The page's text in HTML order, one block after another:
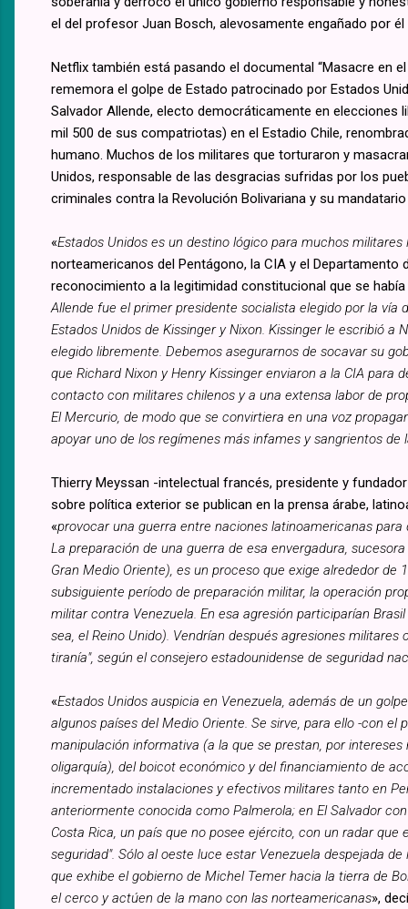
el del profesor Juan Bosch, alevosamente engañado por
Netflix también está pasando el documental “Masacre en
rememora el golpe de Estado patrocinado por Estados
Salvador Allende, electo democráticamente en
mil 500 de sus compatriotas) en el Estadio Chile,
humano. Muchos de los militares que torturaron y
Unidos, responsable de las desgracias sufridas por los
criminales contra la Revolución Bolivariana y su
«Estados Unidos es un destino lógico para muchos
norteamericanos del Pentágono, la CIA y el
reconocimiento a la legitimidad constitucional que se
Allende fue el primer presidente socialista elegido por la
Estados Unidos de Kissinger y Nixon. Kissinger le escribió
elegido libremente. Debemos asegurarnos de socavar su
que Richard Nixon y Henry Kissinger enviaron a la CIA para
contacto con militares chilenos y a una extensa labor de
El Mercurio, de modo que se convirtiera en una voz
apoyar uno de los regímenes más infames y sangrientos de
Thierry Meyssan -intelectual francés, presidente y
sobre política exterior se publican en la prensa árabe,
«provocar una ‎guerra entre naciones latinoamericanas
La preparación de una guerra de esa envergadura,
Gran Medio Oriente), es un proceso que exige alrededor
‎subsiguiente período de preparación militar, la operación
militar contra Venezuela. En esa agresión participarían
sea, el Reino Unido). ‎Vendrían después agresiones
tiranía", según el consejero estadounidense de seguridad
«Estados Unidos auspicia en Venezuela, además de un
algunos países del Medio Oriente. Se sirve, para ello -con
manipulación informativa (a la que se prestan, por
oligarquía), del boicot económico y del financiamiento de
incrementado instalaciones y efectivos militares tanto en
anteriormente conocida como Palmerola; en El Salvador
Costa Rica, un país que no posee ejército, con un radar
seguridad". Sólo al oeste luce estar Venezuela despejada
que exhibe el gobierno de Michel Temer hacia la tierra de
el cerco y actúen de la mano con las norteamericanas»,